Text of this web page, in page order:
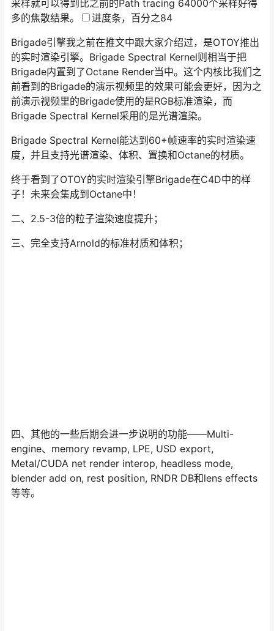
采样就可以得到比之前的Path tracing 64000个采样好得
多的焦散结果。
进度条，百分之84
Brigade引擎我之前在推文中跟大家介绍过，是OTOY推出
的实时渲染引擎。Brigade Spectral Kernel则相当于把
Brigade内置到了Octane Render当中。这个内核比我们之
前看到的Brigade的演示视频里的效果可能会更好，因为之
前演示视频里的Brigade使用的是RGB标准渲染，而
Brigade Spectral Kernel采用的是光谱渲染。
Brigade Spectral Kernel能达到60+帧速率的实时渲染速
度，并且支持光谱渲染、体积、置换和Octane的材质。
终于看到了OTOY的实时渲染引擎Brigade在C4D中的样
子！未来会集成到Octane中！
二、2.5-3倍的粒子渲染速度提升；
三、完全支持Arnold的标准材质和体积；
四、其他的一些后期会进一步说明的功能——Multi-
engine、memory revamp, LPE, USD export,
Metal/CUDA net render interop, headless mode,
blender add on, rest position, RNDR DB和lens effects
等等。